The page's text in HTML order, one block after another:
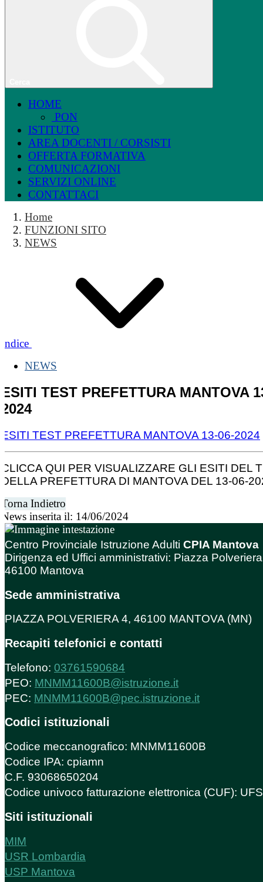
HOME
PON
ISTITUTO
AREA DOCENTI / CORSISTI
OFFERTA FORMATIVA
COMUNICAZIONI
SERVIZI ONLINE
CONTATTACI
Home
FUNZIONI SITO
NEWS
Indice
NEWS
ESITI TEST PREFETTURA MANTOVA
2024
ESITI TEST PREFETTURA MANTOVA 13-06-2024
CLICCA QUI PER VISUALIZZARE GLI ESITI DEL
DELLA PREFETTURA DI MANTOVA DEL 13-06-
Torna Indietro
News inserita il: 14/06/2024
Centro Provinciale Istruzione Adulti CPIA Mantova
Dirigenza ed Uffici amministrativi: Piazza
46100 Mantova
Sede amministrativa
PIAZZA POLVERIERA 4, 46100 MANTOVA (MN)
Recapiti telefonici e contatti
Telefono: 03761590684
PEO: MNMM11600B@istruzione.it
PEC: MNMM11600B@pec.istruzione.it
Codici istituzionali
Codice meccanografico: MNMM11600B
Codice IPA: cpiamn
C.F. 93068650204
Codice univoco fatturazione elettronica (CUF):
Siti istituzionali
MIM
USR Lombardia
USP Mantova